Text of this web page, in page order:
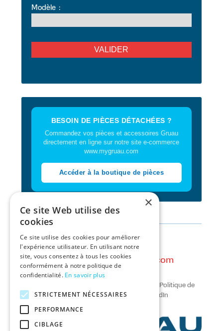
Modèle :
BESOIN DE PIÈCES DÉTACHÉES ?
Commandez vos pièces et accessoires Gruau
directement en ligne sur notre site e-commerce
www.mygruau.com
Accéder à la boutique de pièces
Contact :
gruau.occasions@gruau.com
// tél. :02 53 59 27 06
Politique de
confidentialité//Facebook LinkedIn
×
Ce site Web utilise des
cookies
Ce site utilise des cookies pour améliorer
l'expérience utilisateur. En utilisant notre
site, vous consentez à tous les cookies
conformément à notre politique de
confidentialité. En savoir plus
STRICTEMENT NÉCESSAIRES
PERFORMANCE
CIBLAGE